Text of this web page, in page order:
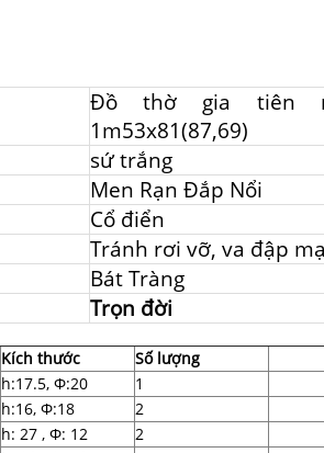
Đồ thờ gia tiên
1m53x81(87,69)
sứ trắng
Men Rạn Đắp Nổi
Cổ điển
Tránh rơi vỡ, va đập
Bát Tràng
Trọn đời
Kích thước Số lượng
h:17.5, Ф:20 1
h:16, Ф:18 2
h: 27 , Ф: 12 2